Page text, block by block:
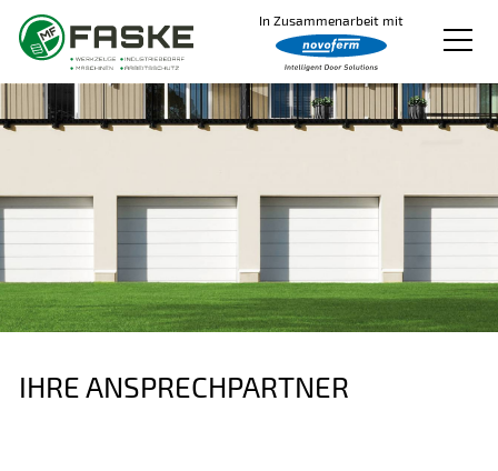
In Zusammenarbeit mit
Produkte
Videos
Über uns
Kontakt
IHRE ANSPRECHPARTNER